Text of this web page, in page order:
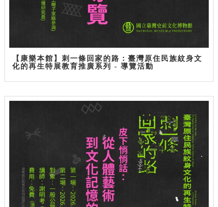
【康樂本館】刺一條回家的路：臺灣原住民族紋身文
化的再生特展教育推廣系列 - 導覽活動